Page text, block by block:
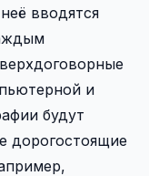
вводятся
и
будут
дорогостоящие